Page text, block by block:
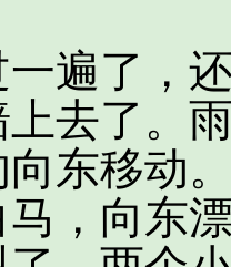
了，还
上去了。
东移动
马，向东